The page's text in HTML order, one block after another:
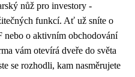
nůž pro investory -
funkcí. Ať už sníte o
nebo o aktivním obchodování
vám otevírá dveře do světa
se rozhodli, kam nasměrujete